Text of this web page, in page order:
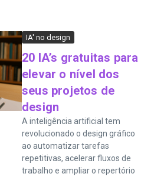
IA' no design
20 IA’s gratuitas para
elevar o nível dos
seus projetos de
design
A inteligência artificial tem
revolucionado o design gráfico
ao automatizar tarefas
repetitivas, acelerar fluxos de
trabalho e ampliar o repertório